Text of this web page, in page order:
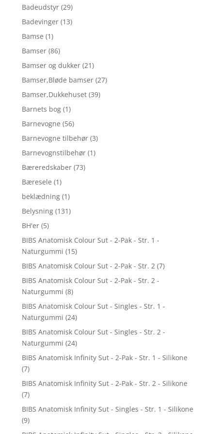
Badeudstyr (29)
Badevinger (13)
Bamse (1)
Bamser (86)
Bamser og dukker (21)
Bamser,Bløde bamser (27)
Bamser,Dukkehuset (39)
Barnets bog (1)
Barnevogne (56)
Barnevogne tilbehør (3)
Barnevognstilbehør (1)
Bæreredskaber (73)
Bæresele (1)
beklædning (1)
Belysning (131)
BH'er (5)
BIBS Anatomisk Colour Sut - 2-Pak - Str. 1 -
Naturgummi (15)
BIBS Anatomisk Colour Sut - 2-Pak - Str. 2 (7)
BIBS Anatomisk Colour Sut - 2-Pak - Str. 2 -
Naturgummi (8)
BIBS Anatomisk Colour Sut - Singles - Str. 1 -
Naturgummi (24)
BIBS Anatomisk Colour Sut - Singles - Str. 2 -
Naturgummi (24)
BIBS Anatomisk Infinity Sut - 2-Pak - Str. 1 - Silikone
(7)
BIBS Anatomisk Infinity Sut - 2-Pak - Str. 2 - Silikone
(7)
BIBS Anatomisk Infinity Sut - Singles - Str. 1 - Silikone
(9)